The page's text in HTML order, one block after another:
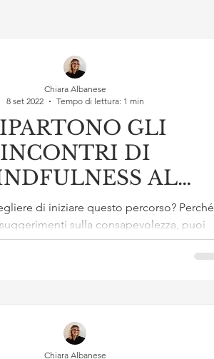
GLI
INCONTRI DI
AL
FEMMINILE
di iniziare questo percorso? Perché
sulla consapevolezza, puoi
essere un passo più vicino a...
Chiara Albanese
8 set 2022
Tempo di lettura: 1 min
Chiara Albanese